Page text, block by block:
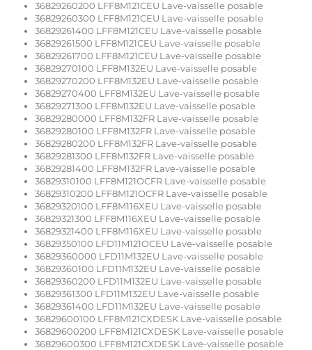
36829260200 LFF8M121CEU Lave-vaisselle posable
36829260300 LFF8M121CEU Lave-vaisselle posable
36829261400 LFF8M121CEU Lave-vaisselle posable
36829261500 LFF8M121CEU Lave-vaisselle posable
36829261700 LFF8M121CEU Lave-vaisselle posable
36829270100 LFF8M132EU Lave-vaisselle posable
36829270200 LFF8M132EU Lave-vaisselle posable
36829270400 LFF8M132EU Lave-vaisselle posable
36829271300 LFF8M132EU Lave-vaisselle posable
36829280000 LFF8M132FR Lave-vaisselle posable
36829280100 LFF8M132FR Lave-vaisselle posable
36829280200 LFF8M132FR Lave-vaisselle posable
36829281300 LFF8M132FR Lave-vaisselle posable
36829281400 LFF8M132FR Lave-vaisselle posable
36829310100 LFF8M121OCFR Lave-vaisselle posable
36829310200 LFF8M121OCFR Lave-vaisselle posable
36829320100 LFF8M116XEU Lave-vaisselle posable
36829321300 LFF8M116XEU Lave-vaisselle posable
36829321400 LFF8M116XEU Lave-vaisselle posable
36829350100 LFD11M121OCEU Lave-vaisselle posable
36829360000 LFD11M132EU Lave-vaisselle posable
36829360100 LFD11M132EU Lave-vaisselle posable
36829360200 LFD11M132EU Lave-vaisselle posable
36829361300 LFD11M132EU Lave-vaisselle posable
36829361400 LFD11M132EU Lave-vaisselle posable
36829600100 LFF8M121CXDESK Lave-vaisselle posable
36829600200 LFF8M121CXDESK Lave-vaisselle posable
36829600300 LFF8M121CXDESK Lave-vaisselle posable